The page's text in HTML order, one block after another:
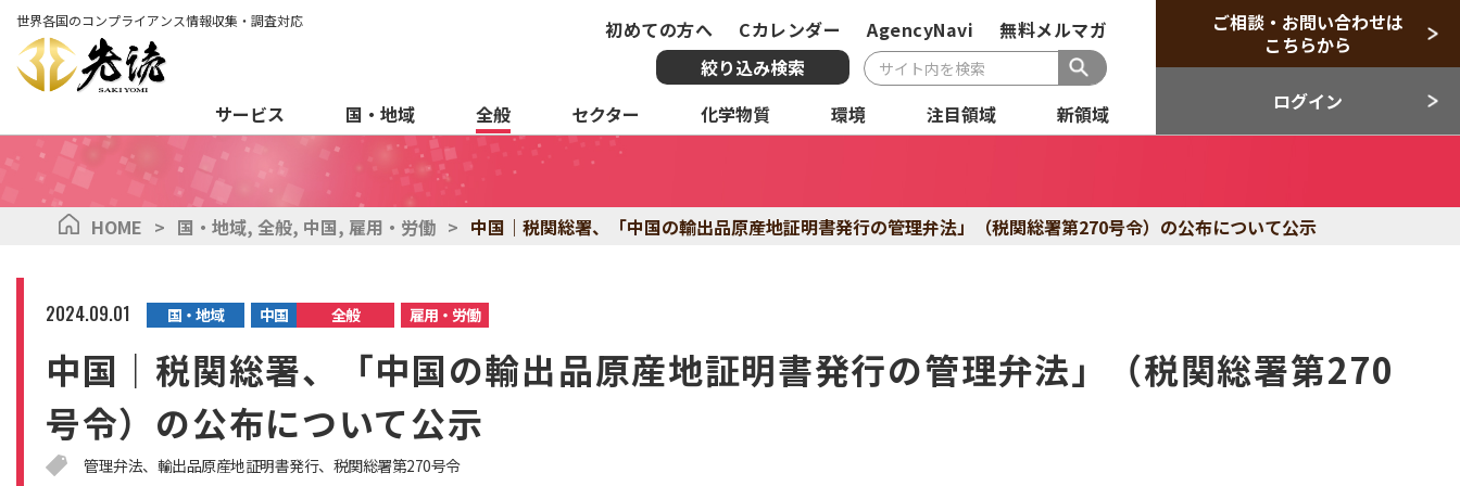
世界各国のコンプライアンス情報収集・調査対応 初めての方へ Cカレンダー AgencyNavi
無料メルマガ
絞り込み検索
サービス
国・地域 全般 セクター 化学物質 環境 注目領域 新領域
ご相談・お問い合わせは
こちらから
ログイン
複合条件検索
サービス 国・地域 全般 セクター
HOME > 国・地域, 全般, 中国, 雇用・労働 > 中国｜税関総署、「中国の輸出品原産地証明書発行の管理弁法」（税関総署第270号令）の公布について公示
2024.09.01 国・地域 中国 全般 雇用・労働
中国｜税関総署、「中国の輸出品原産地証明書発行の管理弁法」（税関総署第270
号令）の公布について公示
管理弁法 輸出品原産地証明書発行 税関総署第270号令